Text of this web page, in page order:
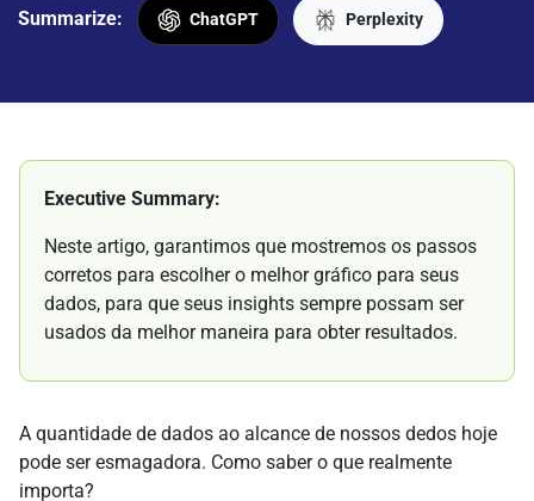
Summarize: ChatGPT Perplexity
Executive Summary:
Neste artigo, garantimos que mostremos os passos
corretos para escolher o melhor gráfico para seus
dados, para que seus insights sempre possam ser
usados da melhor maneira para obter resultados.
A quantidade de dados ao alcance de nossos dedos hoje
pode ser esmagadora. Como saber o que realmente
importa?